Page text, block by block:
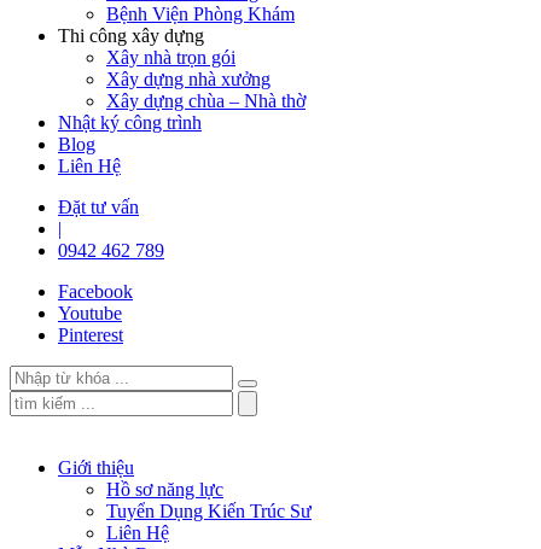
Bệnh Viện Phòng Khám
Thi công xây dựng
Xây nhà trọn gói
Xây dựng nhà xưởng
Xây dựng chùa – Nhà thờ
Nhật ký công trình
Blog
Liên Hệ
Đặt tư vấn
|
0942 462 789
Facebook
Youtube
Pinterest
Giới thiệu
Hồ sơ năng lực
Tuyển Dụng Kiến Trúc Sư
Liên Hệ